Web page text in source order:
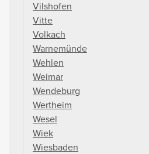
Vilshofen
Vitte
Volkach
Warnemünde
Wehlen
Weimar
Wendeburg
Wertheim
Wesel
Wiek
Wiesbaden